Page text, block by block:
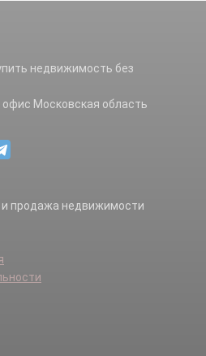
недвижимость без
Московская область